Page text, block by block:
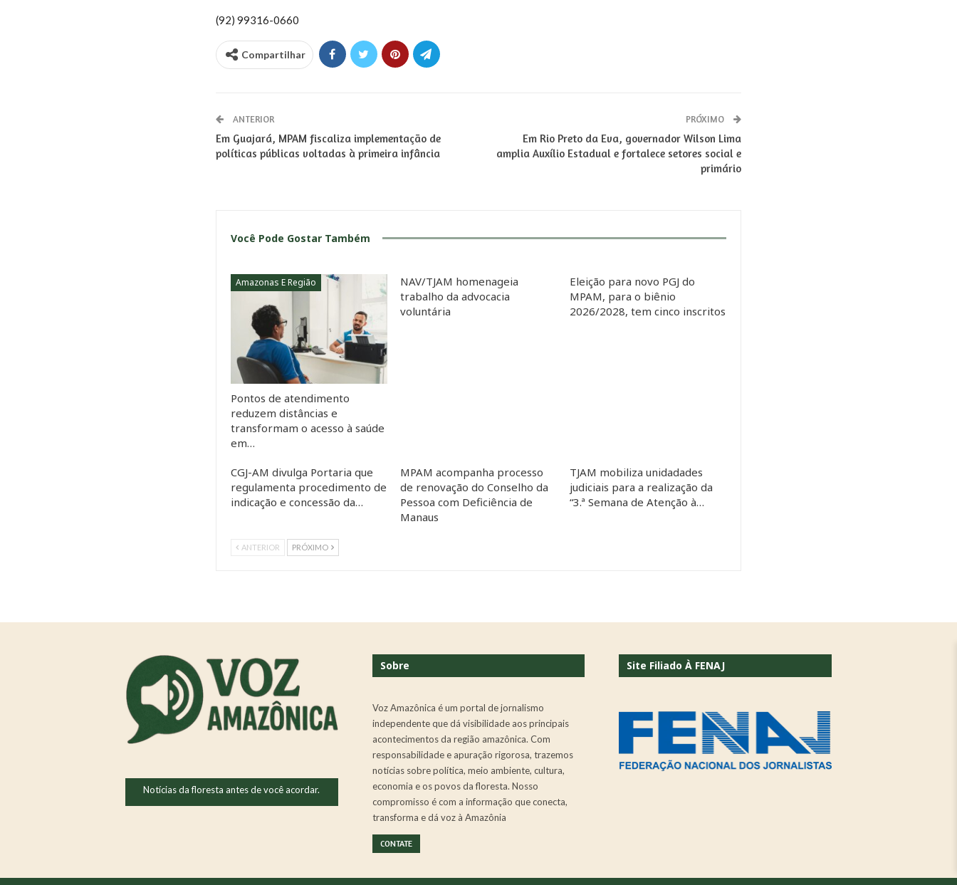
(92) 99316-0660
Compartilhar
ANTERIOR
Em Guajará, MPAM fiscaliza implementação de
políticas públicas voltadas à primeira infância
PRÓXIMO
Em Rio Preto da Eva, governador Wilson Lima
amplia Auxílio Estadual e fortalece setores social e
primário
Você Pode Gostar Também
Amazonas E Região
Pontos de atendimento
reduzem distâncias e
transformam o acesso à saúde
em…
NAV/TJAM homenageia
trabalho da advocacia
voluntária
Eleição para novo PGJ do
MPAM, para o biênio
2026/2028, tem cinco inscritos
CGJ-AM divulga Portaria que
regulamenta procedimento de
indicação e concessão da…
MPAM acompanha processo
de renovação do Conselho da
Pessoa com Deficiência de
Manaus
TJAM mobiliza unidadades
judiciais para a realização da
“3.ª Semana de Atenção à…
ANTERIOR PRÓXIMO
Notícias da floresta antes de você acordar.
Sobre
Voz Amazônica é um portal de jornalismo
independente que dá visibilidade aos principais
acontecimentos da região amazônica. Com
responsabilidade e apuração rigorosa, trazemos
notícias sobre política, meio ambiente, cultura,
economia e os povos da floresta. Nosso
compromisso é com a informação que conecta,
transforma e dá voz à Amazônia
CONTATE
Site Filiado À FENAJ